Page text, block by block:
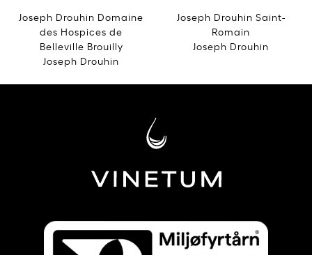
Joseph Drouhin Domaine
des Hospices de
Belleville Brouilly
Joseph Drouhin
Joseph Drouhin Saint-
Romain
Joseph Drouhin